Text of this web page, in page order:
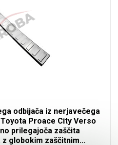
odbijača iz nerjavečega
Proace City Verso
prilegajoča zaščita
globokim zaščitnim...